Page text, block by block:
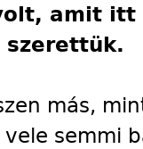
amit
szerettük.
más,
semmi